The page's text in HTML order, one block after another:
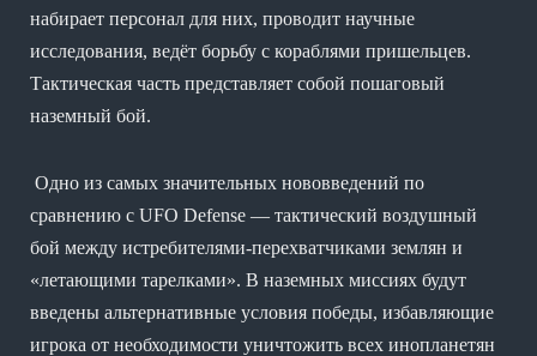
набирает персонал для них, проводит научные
исследования, ведёт борьбу с кораблями пришельцев.
Тактическая часть представляет собой пошаговый
наземный бой.
Одно из самых значительных нововведений по
сравнению с UFO Defense — тактический воздушный
бой между истребителями-перехватчиками землян и
«летающими тарелками». В наземных миссиях будут
введены альтернативные условия победы, избавляющие
игрока от необходимости уничтожить всех инопланетян